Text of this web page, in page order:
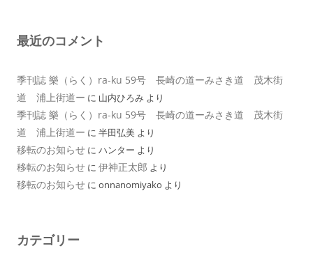
最近のコメント
季刊誌 樂（らく）ra-ku 59号 長崎の道ーみさき道 茂木街
道 浦上街道ー に 山内ひろみ より
季刊誌 樂（らく）ra-ku 59号 長崎の道ーみさき道 茂木街
道 浦上街道ー に 半田弘美 より
移転のお知らせ に ハンター より
移転のお知らせ に 伊神正太郎 より
移転のお知らせ に onnanomiyako より
カテゴリー